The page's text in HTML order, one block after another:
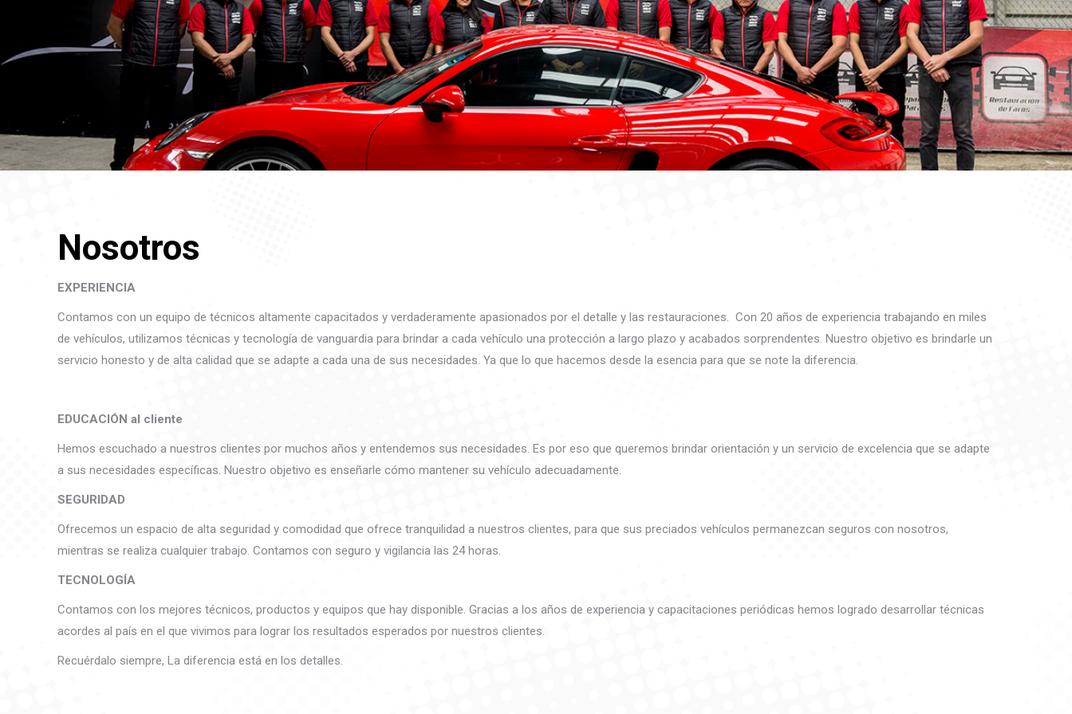
Nosotros
EXPERIENCIA
Contamos con un equipo de técnicos altamente capacitados y verdaderamente apasionados por el detalle y las restauraciones. Con 20 años de experiencia trabajando en miles
de vehículos, utilizamos técnicas y tecnología de vanguardia para brindar a cada vehículo una protección a largo plazo y acabados sorprendentes. Nuestro objetivo es brindarle un
servicio honesto y de alta calidad que se adapte a cada una de sus necesidades. Ya que lo que hacemos desde la esencia para que se note la diferencia.
EDUCACIÓN al cliente
Hemos escuchado a nuestros clientes por muchos años y entendemos sus necesidades. Es por eso que queremos brindar orientación y un servicio de excelencia que se adapte
a sus necesidades específicas. Nuestro objetivo es enseñarle cómo mantener su vehículo adecuadamente.
SEGURIDAD
Ofrecemos un espacio de alta seguridad y comodidad que ofrece tranquilidad a nuestros clientes, para que sus preciados vehículos permanezcan seguros con nosotros,
mientras se realiza cualquier trabajo. Contamos con seguro y vigilancia las 24 horas.
TECNOLOGÍA
Contamos con los mejores técnicos, productos y equipos que hay disponible. Gracias a los años de experiencia y capacitaciones periódicas hemos logrado desarrollar técnicas
acordes al país en el que vivimos para lograr los resultados esperados por nuestros clientes.
Recuérdalo siempre, La diferencia está en los detalles.